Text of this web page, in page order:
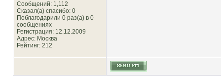
Сообщений: 1,112
Сказал(а) спасибо: 0
Поблагодарили 0 раз(а) в 0
сообщениях
Регистрация: 12.12.2009
Адрес: Москва
Рейтинг: 212